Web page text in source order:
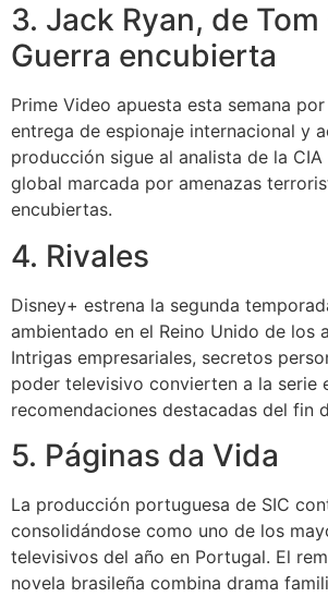
3. Jack Ryan, de
Guerra encubierta
Prime Video apuesta esta semana
entrega de espionaje internacional y
producción sigue al analista de la CIA
global marcada por amenazas
encubiertas.
4. Rivales
Disney+ estrena la segunda
ambientado en el Reino Unido de los
Intrigas empresariales, secretos
poder televisivo convierten a la serie
recomendaciones destacadas del fin
5. Páginas da Vida
La producción portuguesa de SIC
consolidándose como uno de los
televisivos del año en Portugal. El
novela brasileña combina drama